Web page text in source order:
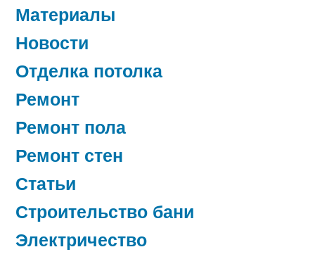
Материалы
Новости
Отделка потолка
Ремонт
Ремонт пола
Ремонт стен
Статьи
Строительство бани
Электричество